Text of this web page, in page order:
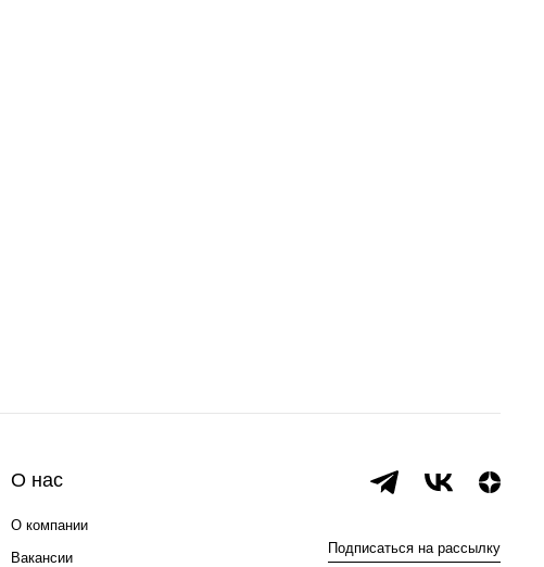
О нас
О компании
Вакансии
Подписаться на рассылку